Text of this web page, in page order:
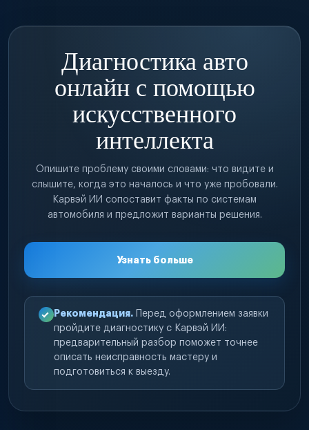
Диагностика авто
онлайн с помощью
искусственного
интеллекта
Опишите проблему своими словами: что видите и
слышите, когда это началось и что уже пробовали.
Карвэй ИИ сопоставит факты по системам
автомобиля и предложит варианты решения.
Узнать больше
Рекомендация. Перед оформлением заявки
пройдите диагностику с Карвэй ИИ:
предварительный разбор поможет точнее
описать неисправность мастеру и
подготовиться к выезду.